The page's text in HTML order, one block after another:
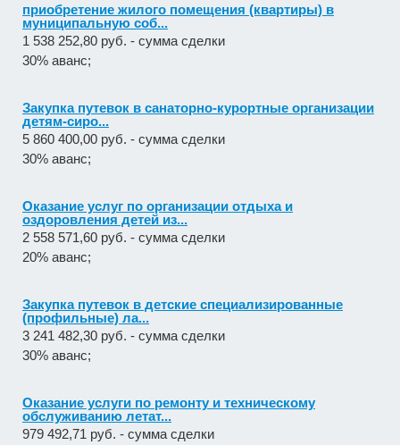
приобретение жилого помещения (квартиры) в
муниципальную соб...
1 538 252,80 руб. - сумма сделки
30% аванс;
Закупка путевок в санаторно-курортные организации
детям-сиро...
5 860 400,00 руб. - сумма сделки
30% аванс;
Оказание услуг по организации отдыха и
оздоровления детей из...
2 558 571,60 руб. - сумма сделки
20% аванс;
Закупка путевок в детские специализированные
(профильные) ла...
3 241 482,30 руб. - сумма сделки
30% аванс;
Оказание услуги по ремонту и техническому
обслуживанию летат...
979 492,71 руб. - сумма сделки